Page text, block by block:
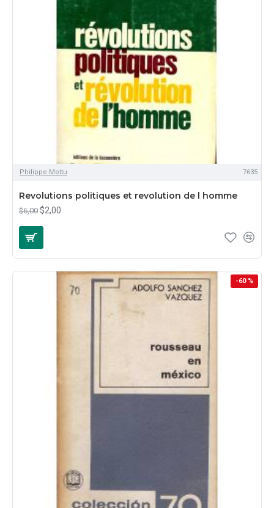
Philippe Mottu 7635
Revolutions politiques et revolution de l homme
$6,00 $2,00
-60 %